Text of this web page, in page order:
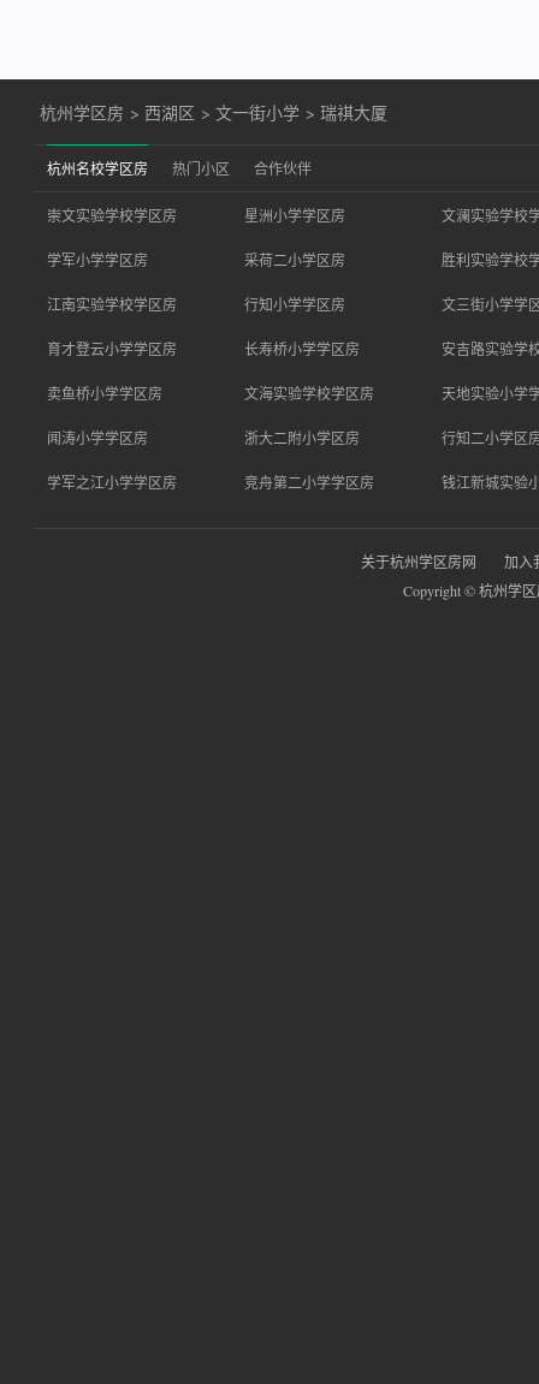
杭州学区房 > 西湖区 >文一街小学 >瑞祺大厦
杭州名校学区房 热门小区 合作伙伴
崇文实验学校学区房 星洲小学学区房 文澜实验学校
学军小学学区房 采荷二小学区房 胜利实验学校
江南实验学校学区房 行知小学学区房 文三街小学学
育才登云小学学区房 长寿桥小学学区房 安吉路实验学
卖鱼桥小学学区房 文海实验学校学区房 天地实验小学
闻涛小学学区房 浙大二附小学区房 行知二小学区
学军之江小学学区房 竞舟第二小学学区房 钱江新城实验
关于杭州学区房网
加入
Copyright © 杭州学